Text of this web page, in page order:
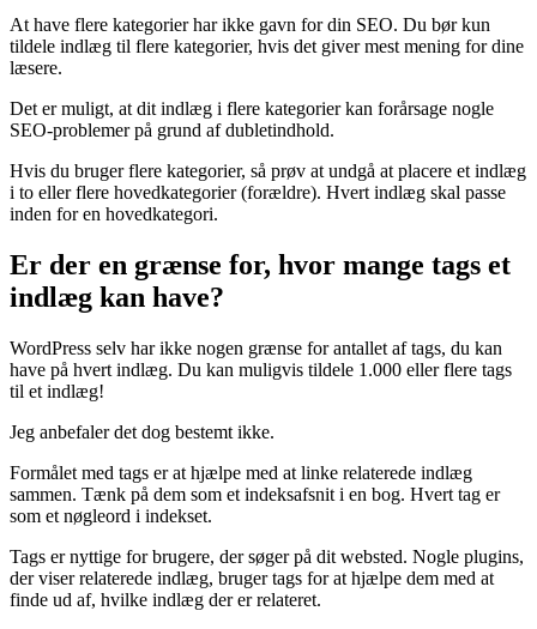
At have flere kategorier har ikke gavn for din SEO. Du bør kun
tildele indlæg til flere kategorier, hvis det giver mest mening for dine
læsere.
Det er muligt, at dit indlæg i flere kategorier kan forårsage nogle
SEO-problemer på grund af dubletindhold.
Hvis du bruger flere kategorier, så prøv at undgå at placere et indlæg
i to eller flere hovedkategorier (forældre). Hvert indlæg skal passe
inden for en hovedkategori.
Er der en grænse for, hvor mange tags et
indlæg kan have?
WordPress selv har ikke nogen grænse for antallet af tags, du kan
have på hvert indlæg. Du kan muligvis tildele 1.000 eller flere tags
til et indlæg!
Jeg anbefaler det dog bestemt ikke.
Formålet med tags er at hjælpe med at linke relaterede indlæg
sammen. Tænk på dem som et indeksafsnit i en bog. Hvert tag er
som et nøgleord i indekset.
Tags er nyttige for brugere, der søger på dit websted. Nogle plugins,
der viser relaterede indlæg, bruger tags for at hjælpe dem med at
finde ud af, hvilke indlæg der er relateret.